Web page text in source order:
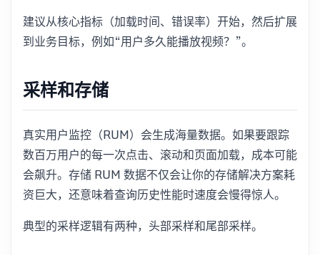
建议从核心指标（加载时间、错误率）开始，然后扩展
到业务目标，例如“用户多久能播放视频？”。
采样和存储
真实用户监控（RUM）会生成海量数据。如果要跟踪
数百万用户的每一次点击、滚动和页面加载，成本可能
会飙升。存储 RUM 数据不仅会让你的存储解决方案耗
资巨大，还意味着查询历史性能时速度会慢得惊人。
典型的采样逻辑有两种，头部采样和尾部采样。